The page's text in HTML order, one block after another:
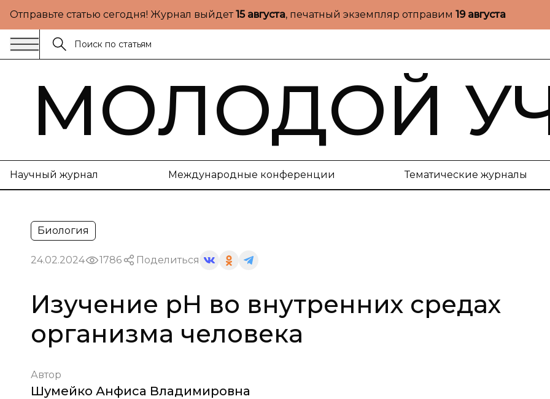
Отправьте статью сегодня! Журнал выйдет15 августа, печатный экземпляр отправим 19 августа
МОЛОДОЙ
Научный журнал Международные конференции Тематические журналы
Биология
24.02.2024 1786 Поделиться
Изучение pH во внутренних средах
организма человека
Автор
Шумейко Анфиса Владимировна